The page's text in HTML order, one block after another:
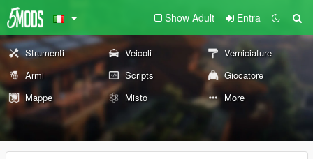
Show Adult Entra
Strumenti Veicoli
Verniciature
Armi
Scripts
Giocatore
Mappe
Misto More